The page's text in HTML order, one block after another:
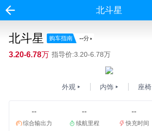
北斗星
北斗星 购车指南 --分
3.20-6.78万 指导价:3.20-6.78万
外观 内饰 座椅
--
综合输出力
--
续航里程
--
快充时间